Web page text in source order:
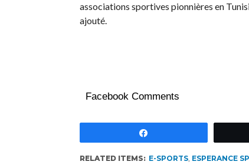
associations sportives pionnières en
ajouté.
Facebook Comments
RELATED ITEMS: E-SPORTS, ESPERANCE